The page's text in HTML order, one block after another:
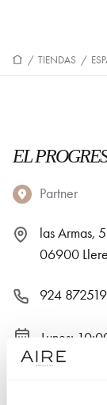
/ TIENDAS /
EL
Partner
las Armas, 5
06900
924 872519
Lunes:
Martes: